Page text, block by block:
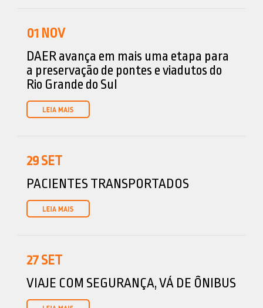
01 NOV
DAER avança em mais uma etapa para
a preservação de pontes e viadutos do
Rio Grande do Sul
29SET
PACIENTES TRANSPORTADOS
27SET
VIAJE COM SEGURANÇA, VÁ DE ÔNIBUS